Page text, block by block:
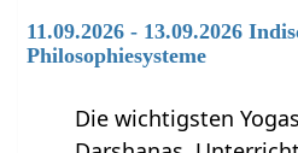
11.09.2026 - 13.09.2026
Philosophiesysteme
Die wichtigsten